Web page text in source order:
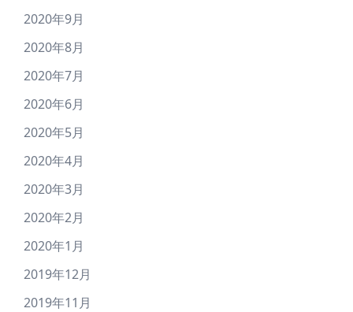
2020年9月
2020年8月
2020年7月
2020年6月
2020年5月
2020年4月
2020年3月
2020年2月
2020年1月
2019年12月
2019年11月